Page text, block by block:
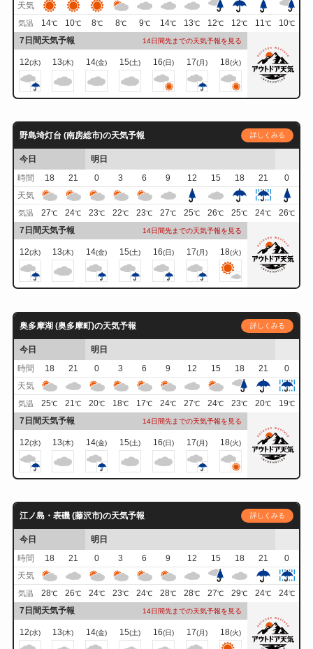
天気
気温 14℃ 10℃ 8℃ 8℃ 9℃ 14℃ 13℃ 12℃ 12℃ 11℃ 10℃
7日間天気予報 14日間先までの天気予報を見る
12(水) 13(木) 14(金) 15(土) 16(日) 17(月) 18(火)
野島埼灯台 (南房総市)の天気予報 詳しくみる
今日
明日
時間
18 21 0 3 6 9 12 15 18 21
0
天気
気温 27℃ 24℃ 23℃ 22℃ 23℃ 27℃ 25℃ 26℃ 25℃ 24℃ 26℃
7日間天気予報 14日間先までの天気予報を見る
12(水) 13(木) 14(金) 15(土) 16(日) 17(月) 18(火)
奥多摩湖 (奥多摩町)の天気予報 詳しくみる
今日
明日
時間
18 21 0 3 6 9 12 15 18 21
0
天気
気温 25℃ 21℃ 20℃ 18℃ 17℃ 24℃ 27℃ 24℃ 23℃ 20℃ 19℃
7日間天気予報 14日間先までの天気予報を見る
12(水) 13(木) 14(金) 15(土) 16(日) 17(月) 18(火)
江ノ島・表磯 (藤沢市)の天気予報 詳しくみる
今日
明日
時間
18 21 0 3 6 9 12 15 18 21
0
天気
気温 28℃ 26℃ 24℃ 23℃ 24℃ 28℃ 28℃ 27℃ 29℃ 24℃ 24℃
7日間天気予報 14日間先までの天気予報を見る
12(水) 13(木) 14(金) 15(土) 16(日) 17(月) 18(火)